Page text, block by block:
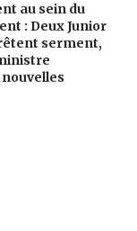
au sein du
: Deux Junior
serment,